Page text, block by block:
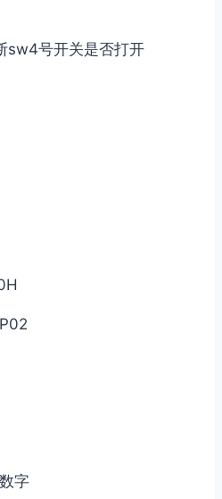
号开关是否打开
字